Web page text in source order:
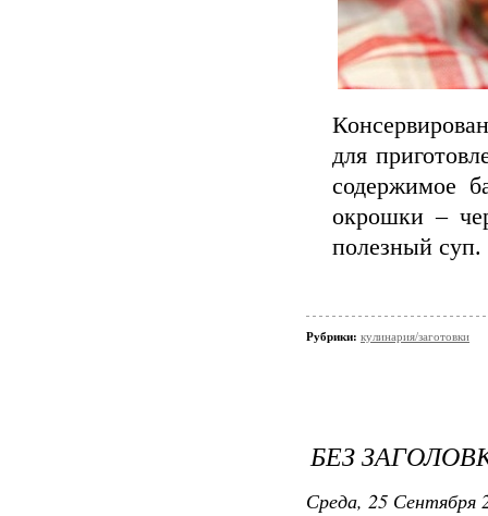
для
содержимое
окрошки –
полезный суп.
Рубрики: кулинария/заготовки
БЕЗ
Среда, 25 Сентября